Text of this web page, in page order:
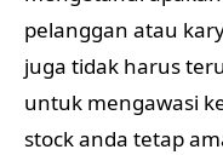
pelanggan atau
juga tidak harus
untuk mengawasi
stock anda tetap